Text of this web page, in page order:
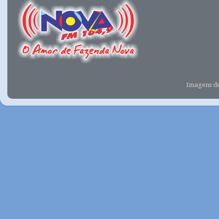
Imagens